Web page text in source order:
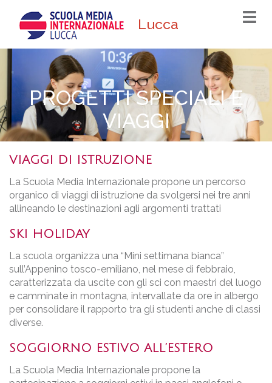
Lucca
PROGETTI SPECIALI E
VIAGGI
VIAGGI DI ISTRUZIONE
La Scuola Media Internazionale propone un percorso
organico di viaggi di istruzione da svolgersi nei tre anni
allineando le destinazioni agli argomenti trattati
SKI HOLIDAY
La scuola organizza una “Mini settimana bianca”
sull’Appenino tosco-emiliano, nel mese di febbraio,
caratterizzata da uscite con gli sci con maestri del luogo
e camminate in montagna, intervallate da ore in albergo
per consolidare il rapporto tra gli studenti anche di classi
diverse.
SOGGIORNO ESTIVO ALL’ESTERO
La Scuola Media Internazionale propone la